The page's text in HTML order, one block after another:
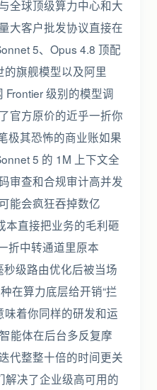
全球顶级算力中心和大
大客户批发协议直接在
5、Opus 4.8 顶配
旗舰模型以及阿里
Frontier 级别的模型调
官方原价的近乎一折你
极其恐怖的商业账如果
5 的 1M 上下文全
审查和合规审计高并发
能会疯狂吞掉数亿
本直接把业务的毛利砸
折中转通道里原本
级路由优化后被当场
在算力底层给开销“拦
味着你同样的研发和运
能体在后台多反复摩
代整整十倍的时间更关
解决了企业级高可用的